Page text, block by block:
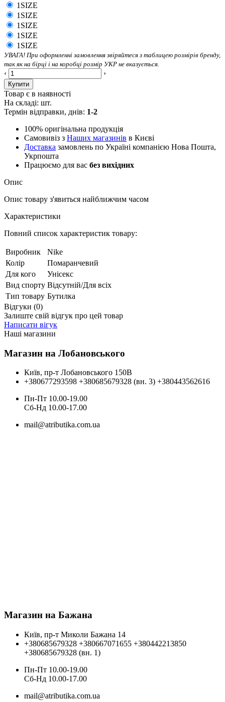
1SIZE
1SIZE
1SIZE
1SIZE
1SIZE
УВАГА! При оформленні замовлення звіряйтеся з таблицею розмірів бренду,
так як на бірці і на коробці розмір УКР не вказується.
‹ ›
Купити
Товар є в наявності
На складі: шт.
Термін відправки, днів: 1-2
100% оригінальна продукція
Самовивіз з Наших магазинів в Києві
Доставка замовлень по Україні компанією Нова Пошта,
Укрпошта
Працюємо для вас без вихідних
Опис
Опис товару з'явиться найближчим часом
Характеристики
Повний список характеристик товару:
Виробник
Nike
Колір
Помаранчевий
Для кого
Унісекс
Вид спорту Відсутній/Для всіх
Тип товару Бутилка
Відгуки (0)
Залиште свій відгук про цей товар
Написати вігук
Наші магазини
Магазин на Лобановського
Київ, пр-т Лобановського 150В
+380677293598 +380685679328 (вн. 3) +380443562616
Пн-Пт 10.00-19.00
Cб-Нд 10.00-17.00
mail@atributika.com.ua
Магазин на Бажана
Київ, пр-т Миколи Бажана 14
+380685679328 +380667071655 +380442213850
+380685679328 (вн. 1)
Пн-Пт 10.00-19.00
Cб-Нд 10.00-17.00
mail@atributika.com.ua